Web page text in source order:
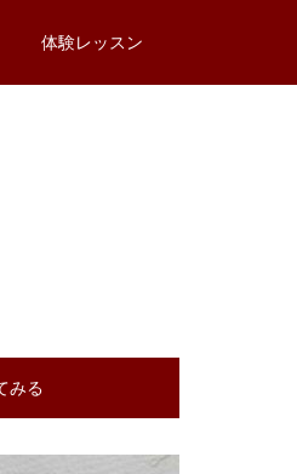
体験レッスン
みる